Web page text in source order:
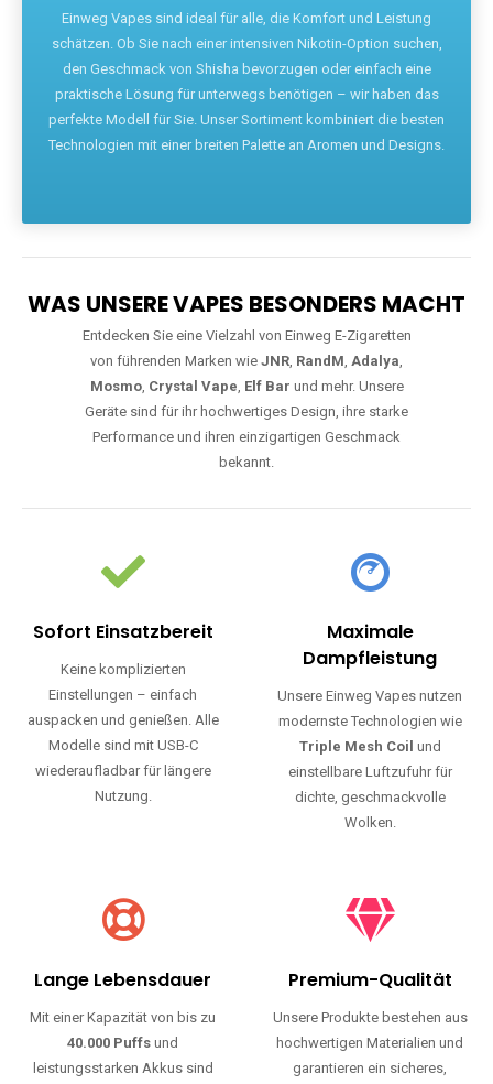
Einweg Vapes sind ideal für alle, die Komfort und Leistung
schätzen. Ob Sie nach einer intensiven Nikotin-Option suchen,
den Geschmack von Shisha bevorzugen oder einfach eine
praktische Lösung für unterwegs benötigen – wir haben das
perfekte Modell für Sie. Unser Sortiment kombiniert die besten
Technologien mit einer breiten Palette an Aromen und Designs.
WAS UNSERE VAPES BESONDERS MACHT
Entdecken Sie eine Vielzahl von Einweg E-Zigaretten
von führenden Marken wie JNR, RandM, Adalya,
Mosmo, Crystal Vape, Elf Bar und mehr. Unsere
Geräte sind für ihr hochwertiges Design, ihre starke
Performance und ihren einzigartigen Geschmack
bekannt.
Sofort Einsatzbereit
Keine komplizierten
Einstellungen – einfach
auspacken und genießen. Alle
Modelle sind mit USB-C
wiederaufladbar für längere
Nutzung.
Maximale
Dampfleistung
Unsere Einweg Vapes nutzen
modernste Technologien wie
Triple Mesh Coil und
einstellbare Luftzufuhr für
dichte, geschmackvolle
Wolken.
Lange Lebensdauer
Mit einer Kapazität von bis zu
40.000 Puffs und
leistungsstarken Akkus sind
Premium-Qualität
Unsere Produkte bestehen aus
hochwertigen Materialien und
garantieren ein sicheres,